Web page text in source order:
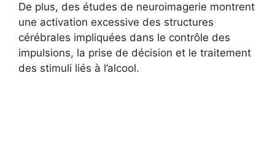
De plus, des études de neuroimagerie montrent
une activation excessive des structures
cérébrales impliquées dans le contrôle des
impulsions, la prise de décision et le traitement
des stimuli liés à l’alcool.